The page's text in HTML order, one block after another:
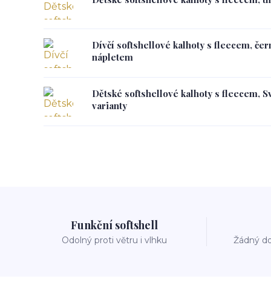
Dívčí softshellové kalhoty s fleecem,
nápletem
Dětské softshellové kalhoty s fleecem,
varianty
Funkční softshell
Odolný proti větru i vlhku Žádný